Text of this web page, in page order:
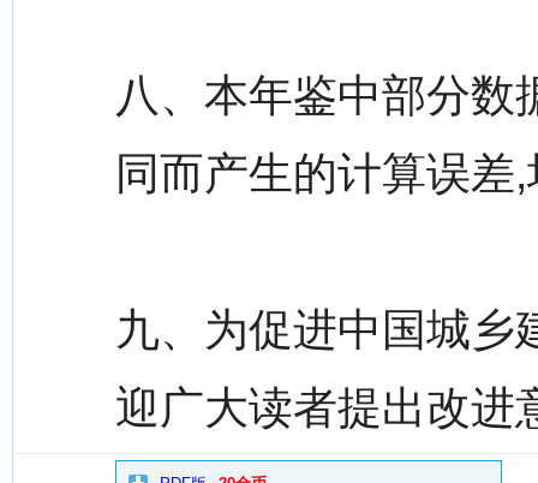
八、本年鉴中部分数
同而产生的计算误差
九、为促进中国城乡
迎广大读者提出改进